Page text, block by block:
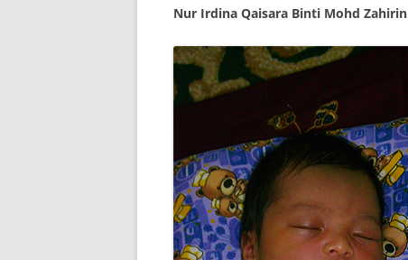
Nur Irdina Qaisara Binti Mohd Zahirin